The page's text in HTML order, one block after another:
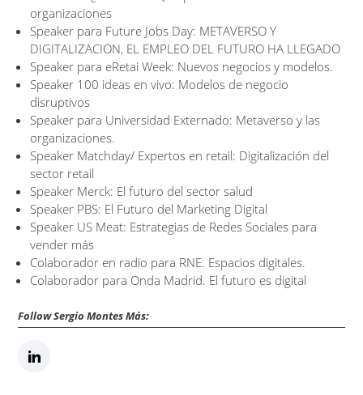
organizaciones
Speaker para Future Jobs Day: METAVERSO Y
DIGITALIZACION, EL EMPLEO DEL FUTURO HA LLEGADO
Speaker para eRetai Week: Nuevos negocios y modelos.
Speaker 100 ideas en vivo: Modelos de negocio
disruptivos
Speaker para Universidad Externado: Metaverso y las
organizaciones.
Speaker Matchday/ Expertos en retail: Digitalización del
sector retail
Speaker Merck: El futuro del sector salud
Speaker PBS: El Futuro del Marketing Digital
Speaker US Meat: Estrategias de Redes Sociales para
vender más
Colaborador en radio para RNE. Espacios digitales.
Colaborador para Onda Madrid. El futuro es digital
Follow Sergio Montes Más: